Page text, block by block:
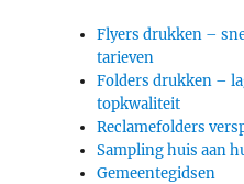
Flyers drukken –
tarieven
Folders drukken –
topkwaliteit
Reclamefolders
Sampling huis aan
Gemeentegidsen